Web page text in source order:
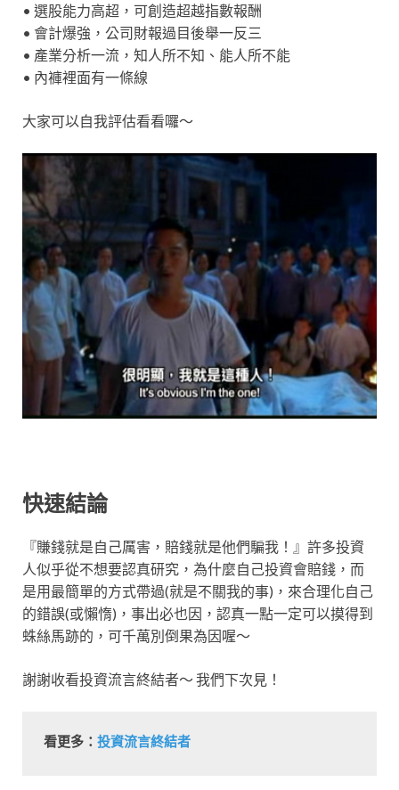
• 選股能力高超，可創造超越指數報酬
• 會計爆強，公司財報過目後舉一反三
• 產業分析一流，知人所不知、能人所不能
• 內褲裡面有一條線
大家可以自我評估看看囉～
快速結論
『賺錢就是自己厲害，賠錢就是他們騙我！』許多投資
人似乎從不想要認真研究，為什麼自己投資會賠錢，而
是用最簡單的方式帶過(就是不關我的事)，來合理化自己
的錯誤(或懶惰)， 事出必也因，認真一點一定可以摸得到
蛛絲馬跡的，可千萬別倒果為因喔～
謝謝收看投資流言終結者～ 我們下次見！
看更多： 投資流言終結者